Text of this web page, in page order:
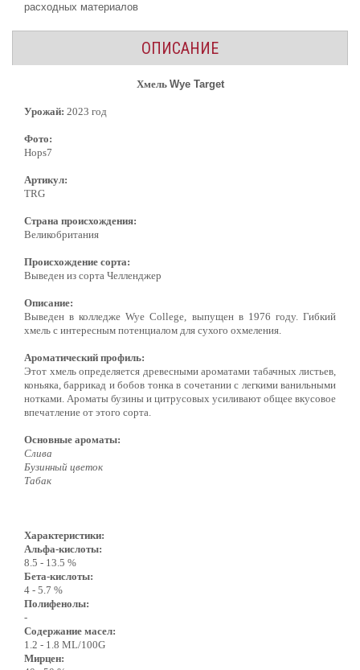
расходных материалов
ОПИСАНИЕ
Хмель Wye Target
Урожай: 2023 год
Фото:
Hops7
Артикул:
TRG
Страна происхождения:
Великобритания
Происхождение сорта:
Выведен из сорта Челленджер
Описание:
Выведен в колледже Wye College, выпущен в 1976 году. Гибкий
хмель с интересным потенциалом для сухого охмеления.
Ароматический профиль:
Этот хмель определяется древесными ароматами табачных листьев,
коньяка, баррикад и бобов тонка в сочетании с легкими ванильными
нотками. Ароматы бузины и цитрусовых усиливают общее вкусовое
впечатление от этого сорта.
Основные ароматы:
Слива
Бузинный цветок
Табак
Характеристики:
Альфа-кислоты:
8.5 - 13.5 %
Бета-кислоты:
4 - 5.7 %
Полифенолы:
-
Содержание масел:
1.2 - 1.8 ML/100G
Мирцен: